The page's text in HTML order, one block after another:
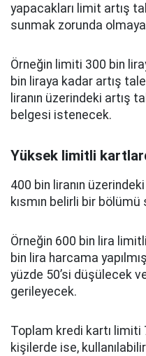
yapacakları limit artış
sunmak zorunda
Örneğin limiti 300 bin
bin liraya kadar artış
liranın üzerindeki artış
belgesi istenecek.
Yüksek limitli
400 bin liranın
kısmın belirli bir bölümü
Örneğin 600 bin lira
bin lira harcama
yüzde 50’si düşülecek
gerileyecek.
Toplam kredi kartı limiti
kişilerde ise,